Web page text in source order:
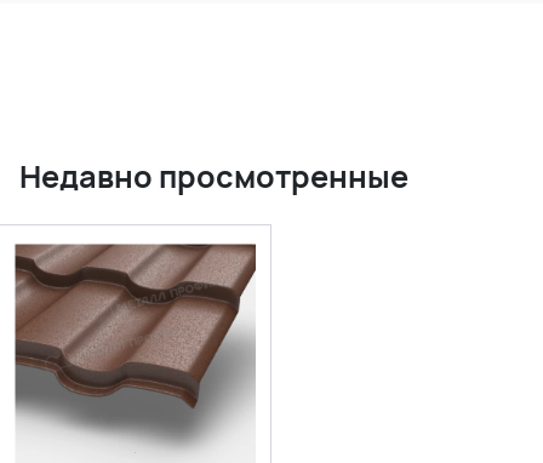
Недавно просмотренные